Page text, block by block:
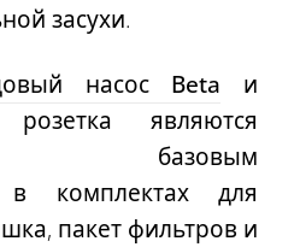
засухи.
насос Beta и
являются
базовым
в комплектах для
пакет фильтров и